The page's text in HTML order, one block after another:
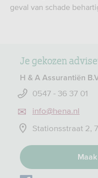
geval van schade
Je gekozen
H & A Assurantiën
0547 - 36 37 01
info@hena.nl
Stationsstraat 2,